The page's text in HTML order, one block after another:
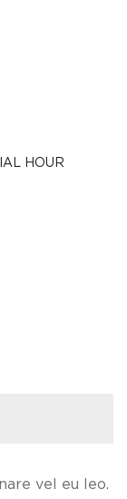
HOUR
vel eu leo.